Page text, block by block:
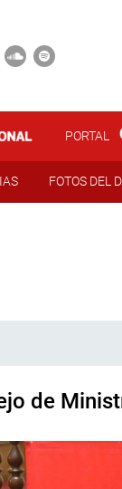
PORTAL
FOTOS DEL
de